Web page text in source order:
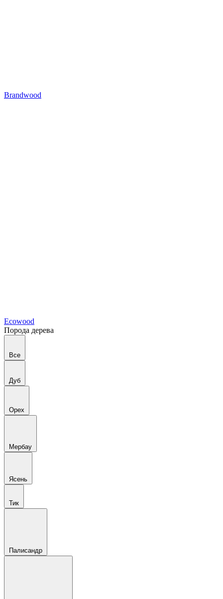
Brandwood
Ecowood
Порода дерева
Все
Дуб
Орех
Мербау
Ясень
Тик
Палисандр